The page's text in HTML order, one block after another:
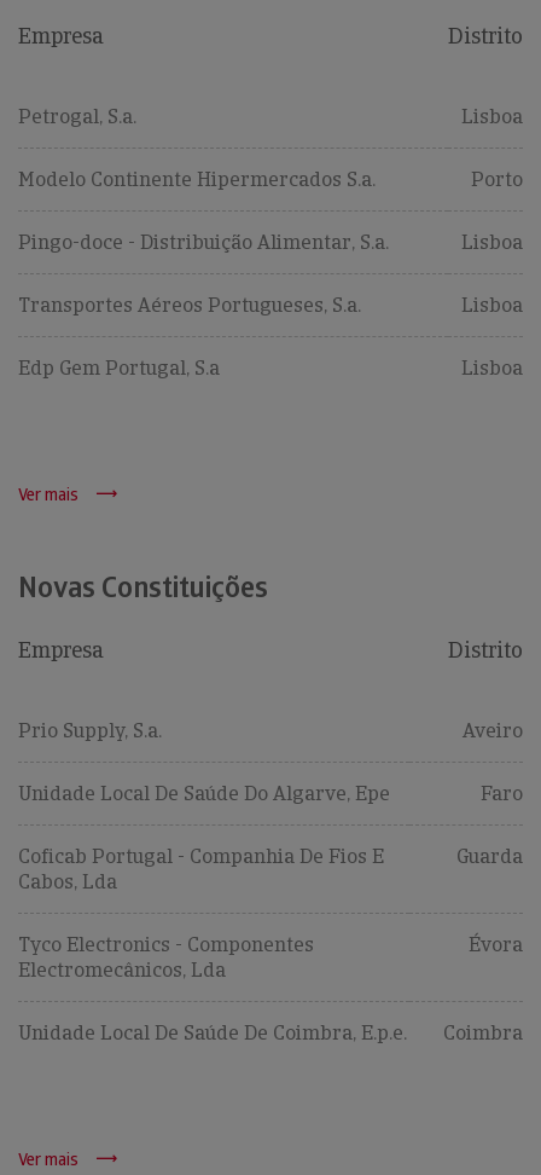
Empresa Distrito
Petrogal, S.a. Lisboa
Modelo Continente Hipermercados S.a. Porto
Pingo-doce - Distribuição Alimentar, S.a. Lisboa
Transportes Aéreos Portugueses, S.a. Lisboa
Edp Gem Portugal, S.a Lisboa
Ver mais
Novas Constituições
Empresa Distrito
Prio Supply, S.a. Aveiro
Unidade Local De Saúde Do Algarve, Epe Faro
Coficab Portugal - Companhia De Fios E
Cabos, Lda
Guarda
Tyco Electronics - Componentes
Electromecânicos, Lda
Évora
Unidade Local De Saúde De Coimbra, E.p.e. Coimbra
Ver mais